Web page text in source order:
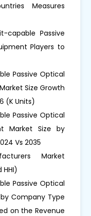
Measures
capable Passive
Players to
Passive Optical
Size Growth
(K Units)
Passive Optical
Market Size by
Vs 2035
Market
Passive Optical
Company Type
on the Revenue